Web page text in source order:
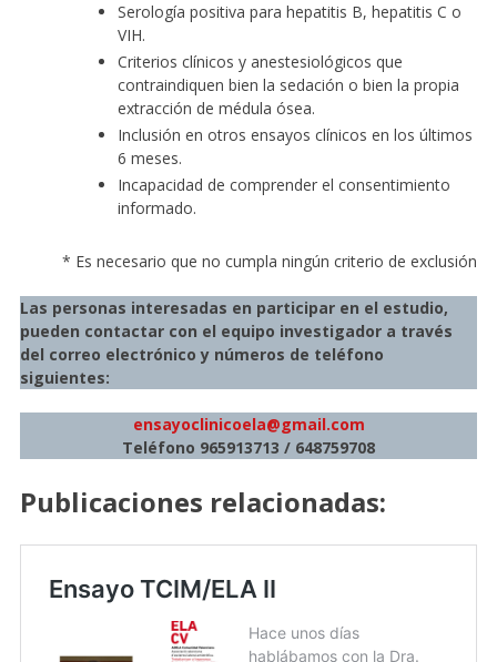
Serología positiva para hepatitis B, hepatitis C o
VIH.
Criterios clínicos y anestesiológicos que
contraindiquen bien la sedación o bien la propia
extracción de médula ósea.
Inclusión en otros ensayos clínicos en los últimos
6 meses.
Incapacidad de comprender el consentimiento
informado.
* Es necesario que no cumpla ningún criterio de exclusión
Las personas interesadas en participar en el estudio,
pueden contactar con el equipo investigador a través
del correo electrónico y números de teléfono
siguientes:
ensayoclinicoela@gmail.com
Teléfono 965913713 / 648759708
Publicaciones relacionadas: